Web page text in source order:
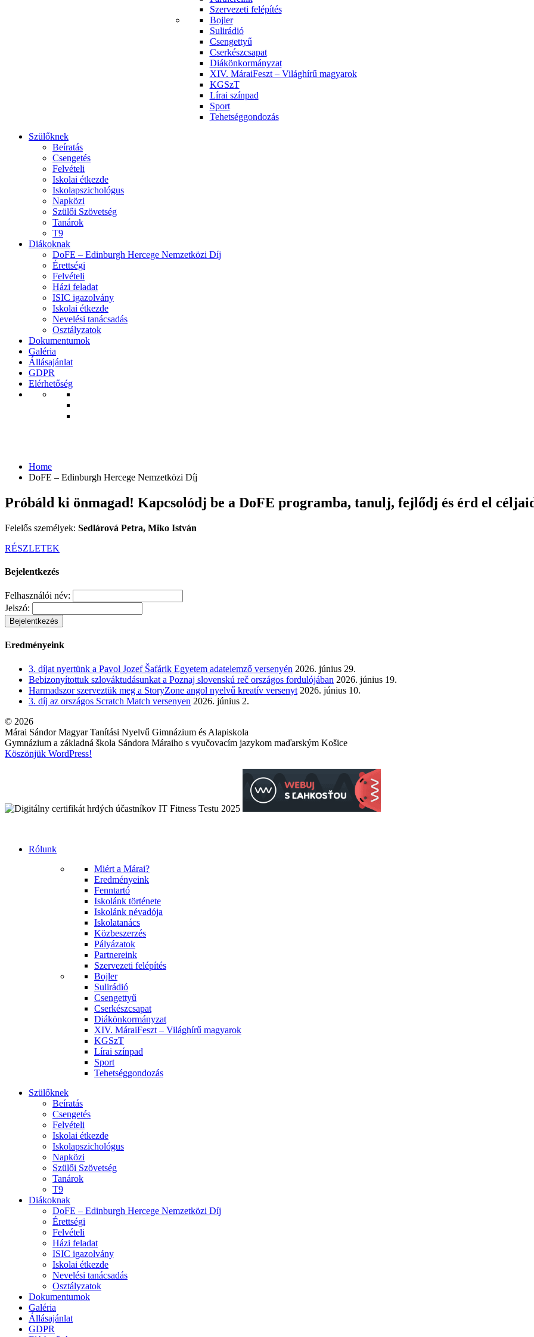
Szervezeti felépítés
Bojler
Sulirádió
Csengettyű
Cserkészcsapat
Diákönkormányzat
XIV. MáraiFeszt – Világhírű magyarok
KGSzT
Lírai színpad
Sport
Tehetséggondozás
Szülőknek
Beíratás
Csengetés
Felvételi
Iskolai étkezde
Iskolapszichológus
Napközi
Szülői Szövetség
Tanárok
T9
Diákoknak
DoFE – Edinburgh Hercege Nemzetközi Díj
Érettségi
Felvételi
Házi feladat
ISIC igazolvány
Iskolai étkezde
Nevelési tanácsadás
Osztályzatok
Dokumentumok
Galéria
Állásajánlat
GDPR
Elérhetőség
Home
DoFE – Edinburgh Hercege Nemzetközi Díj
Próbáld ki önmagad! Kapcsolódj be a DoFE programba, tanulj, fejlődj és érd el
Felelős személyek: Sedlárová Petra, Miko István
RÉSZLETEK
Bejelentkezés
Felhasználói név:
Jelszó:
Eredményeink
3. díjat nyertünk a Pavol Jozef Šafárik Egyetem adatelemző versenyén 2026. június 29.
Bebizonyítottuk szlováktudásunkat a Poznaj slovenskú reč országos fordulójában 2026. június 19.
Harmadszor szerveztük meg a StoryZone angol nyelvű kreatív versenyt 2026. június 10.
3. díj az országos Scratch Match versenyen 2026. június 2.
© 2026
Márai Sándor Magyar Tanítási Nyelvű Gimnázium és Alapiskola
Gymnázium a základná škola Sándora Máraiho s vyučovacím jazykom maďarským Košice
Köszönjük WordPress!
Rólunk
Miért a Márai?
Eredményeink
Fenntartó
Iskolánk története
Iskolánk névadója
Iskolatanács
Közbeszerzés
Pályázatok
Partnereink
Szervezeti felépítés
Bojler
Sulirádió
Csengettyű
Cserkészcsapat
Diákönkormányzat
XIV. MáraiFeszt – Világhírű magyarok
KGSzT
Lírai színpad
Sport
Tehetséggondozás
Szülőknek
Beíratás
Csengetés
Felvételi
Iskolai étkezde
Iskolapszichológus
Napközi
Szülői Szövetség
Tanárok
T9
Diákoknak
DoFE – Edinburgh Hercege Nemzetközi Díj
Érettségi
Felvételi
Házi feladat
ISIC igazolvány
Iskolai étkezde
Nevelési tanácsadás
Osztályzatok
Dokumentumok
Galéria
Állásajánlat
GDPR